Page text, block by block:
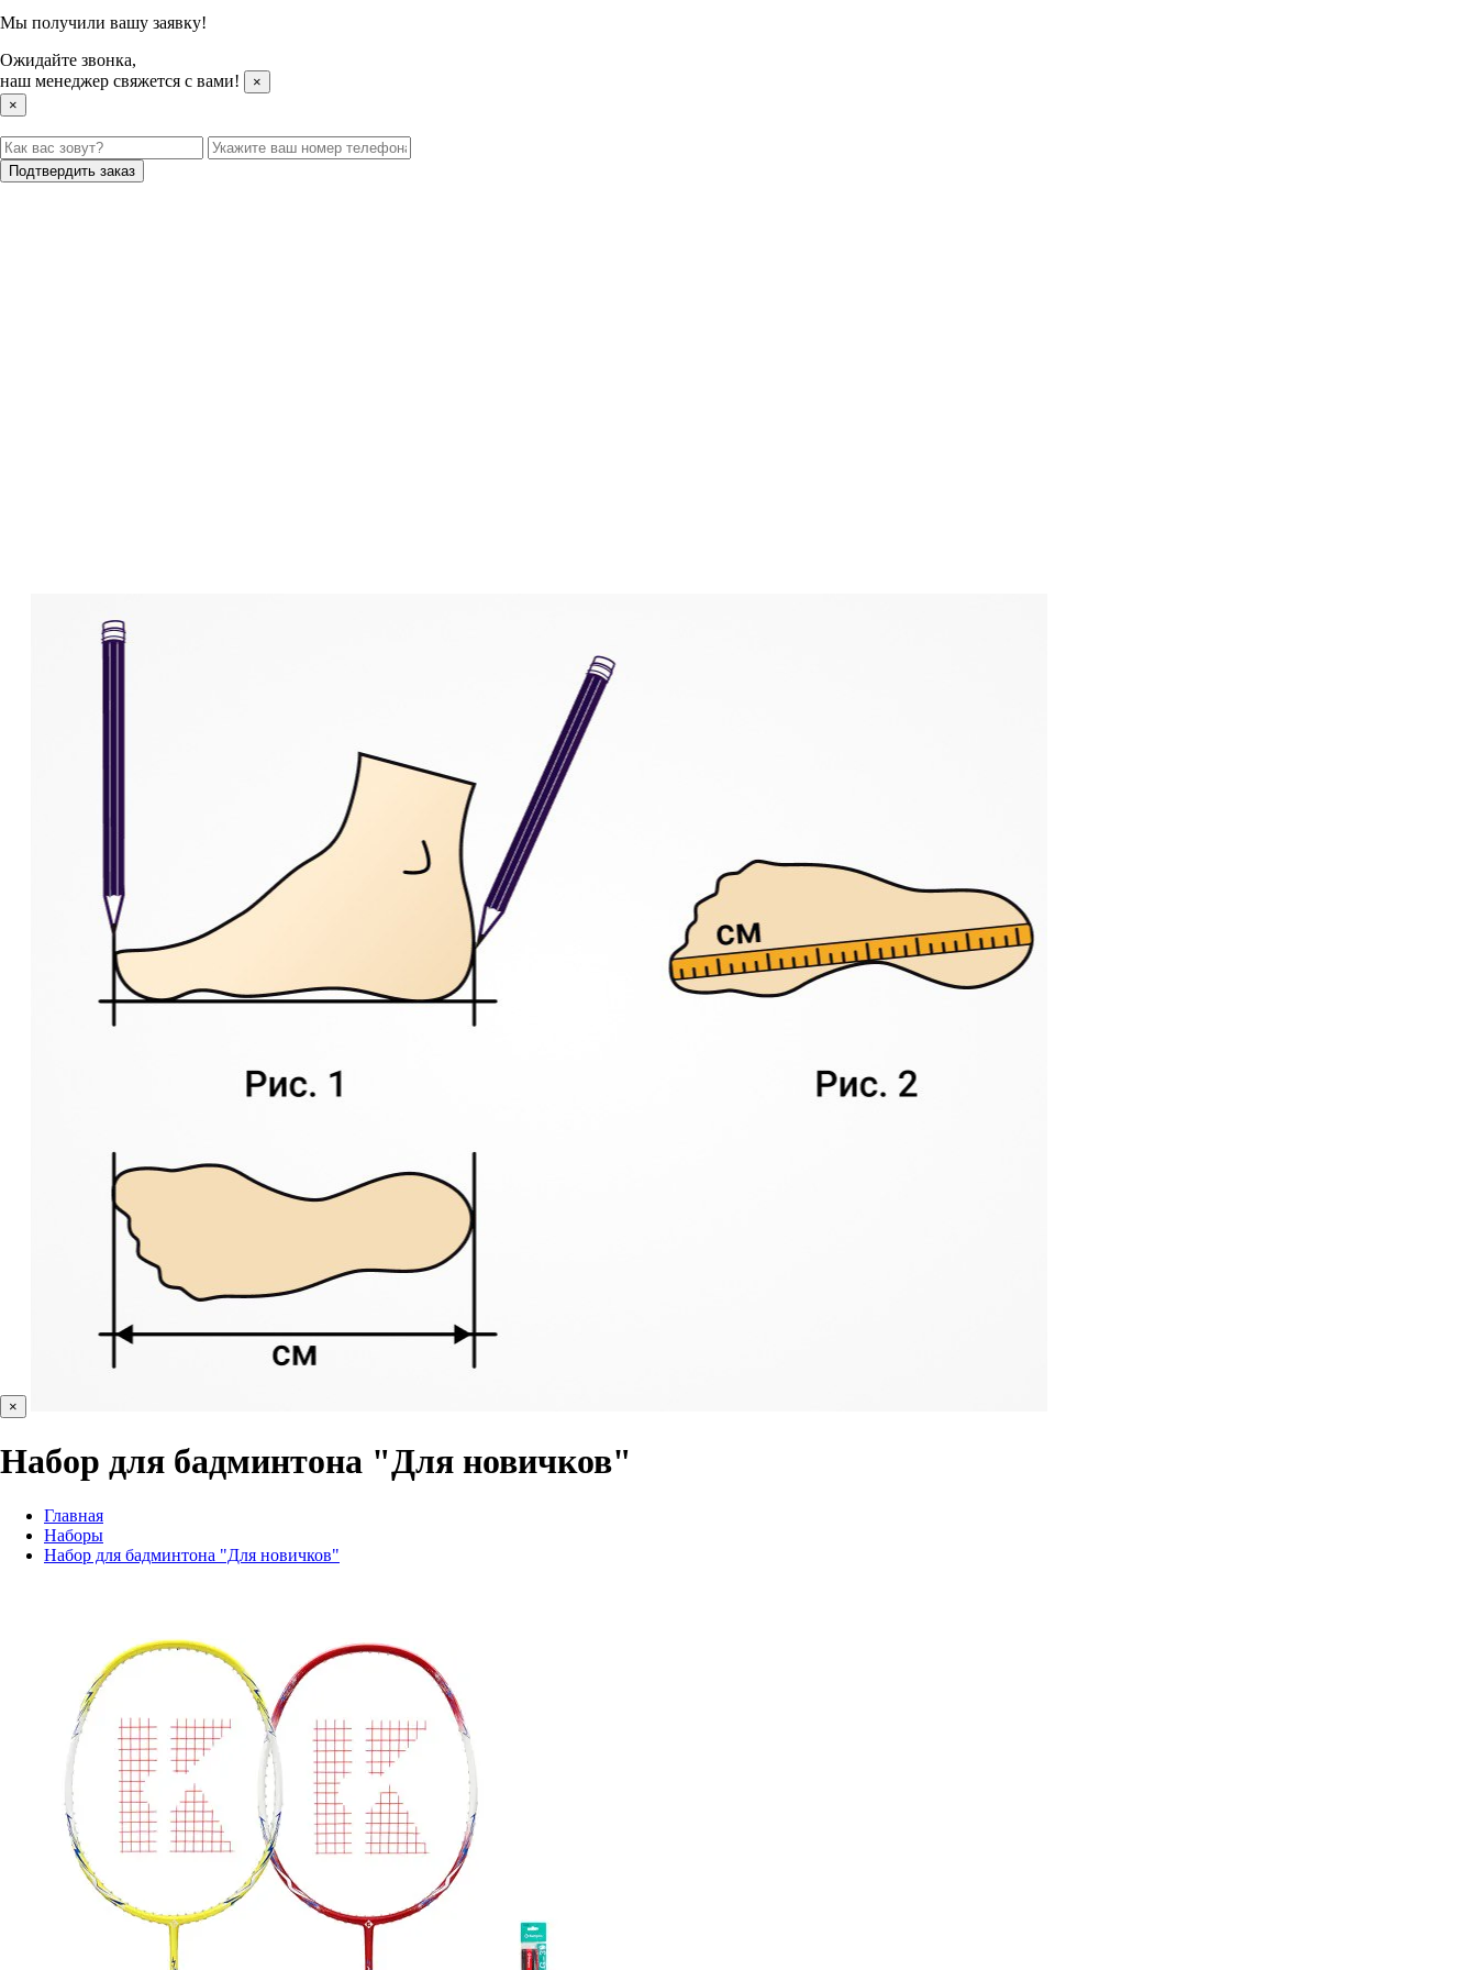
Мы получили вашу заявку!
Ожидайте звонка,
наш менеджер свяжется с вами!
×
×
Подтвердить заказ
×
Набор для бадминтона "Для новичков"
Главная
Наборы
Набор для бадминтона "Для новичков"